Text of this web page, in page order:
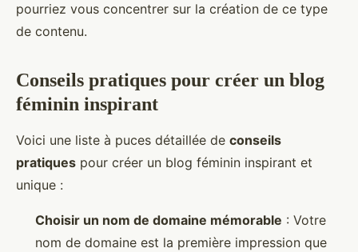
pourriez vous concentrer sur la création de ce type
de contenu.
Conseils pratiques pour créer un blog
féminin inspirant
Voici une liste à puces détaillée de conseils
pratiques pour créer un blog féminin inspirant et
unique :
Choisir un nom de domaine mémorable : Votre
nom de domaine est la première impression que